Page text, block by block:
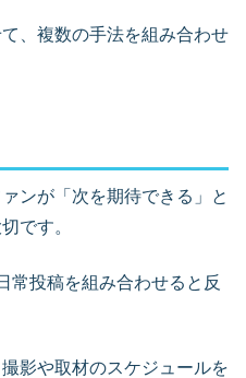
、複数の手法を組み合わせ
ンが「次を期待できる」と
です。
常投稿を組み合わせると反
影や取材のスケジュールを